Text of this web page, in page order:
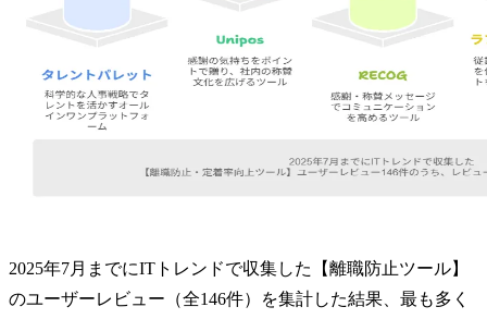
2025年7月までにITトレンドで収集した【離職防止ツール】
のユーザーレビュー（全146件）を集計した結果、最も多く